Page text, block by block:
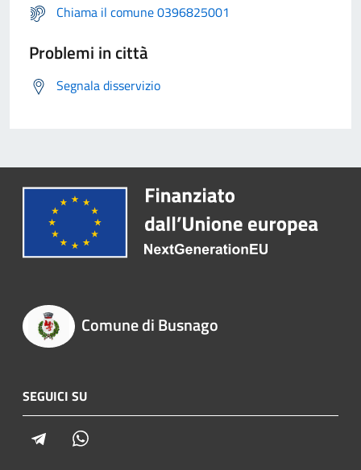
Chiama il comune 0396825001
Problemi in città
Segnala disservizio
Comune di Busnago
SEGUICI SU
Telegram